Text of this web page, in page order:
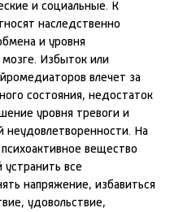
и социальные. К
наследственно
и уровня
Избыток или
влечет за
состояния, недостаток
уровня тревоги и
неудовлетворенности. На
вещество
устранить все
напряжение, избавиться
удовольствие,